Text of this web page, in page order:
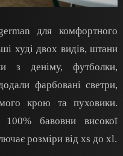
для комфортного
худі двох видів, штани
з деніму, футболки,
фарбовані светри,
крою та пуховики.
100% бавовни високої
розміри від xs до xl.